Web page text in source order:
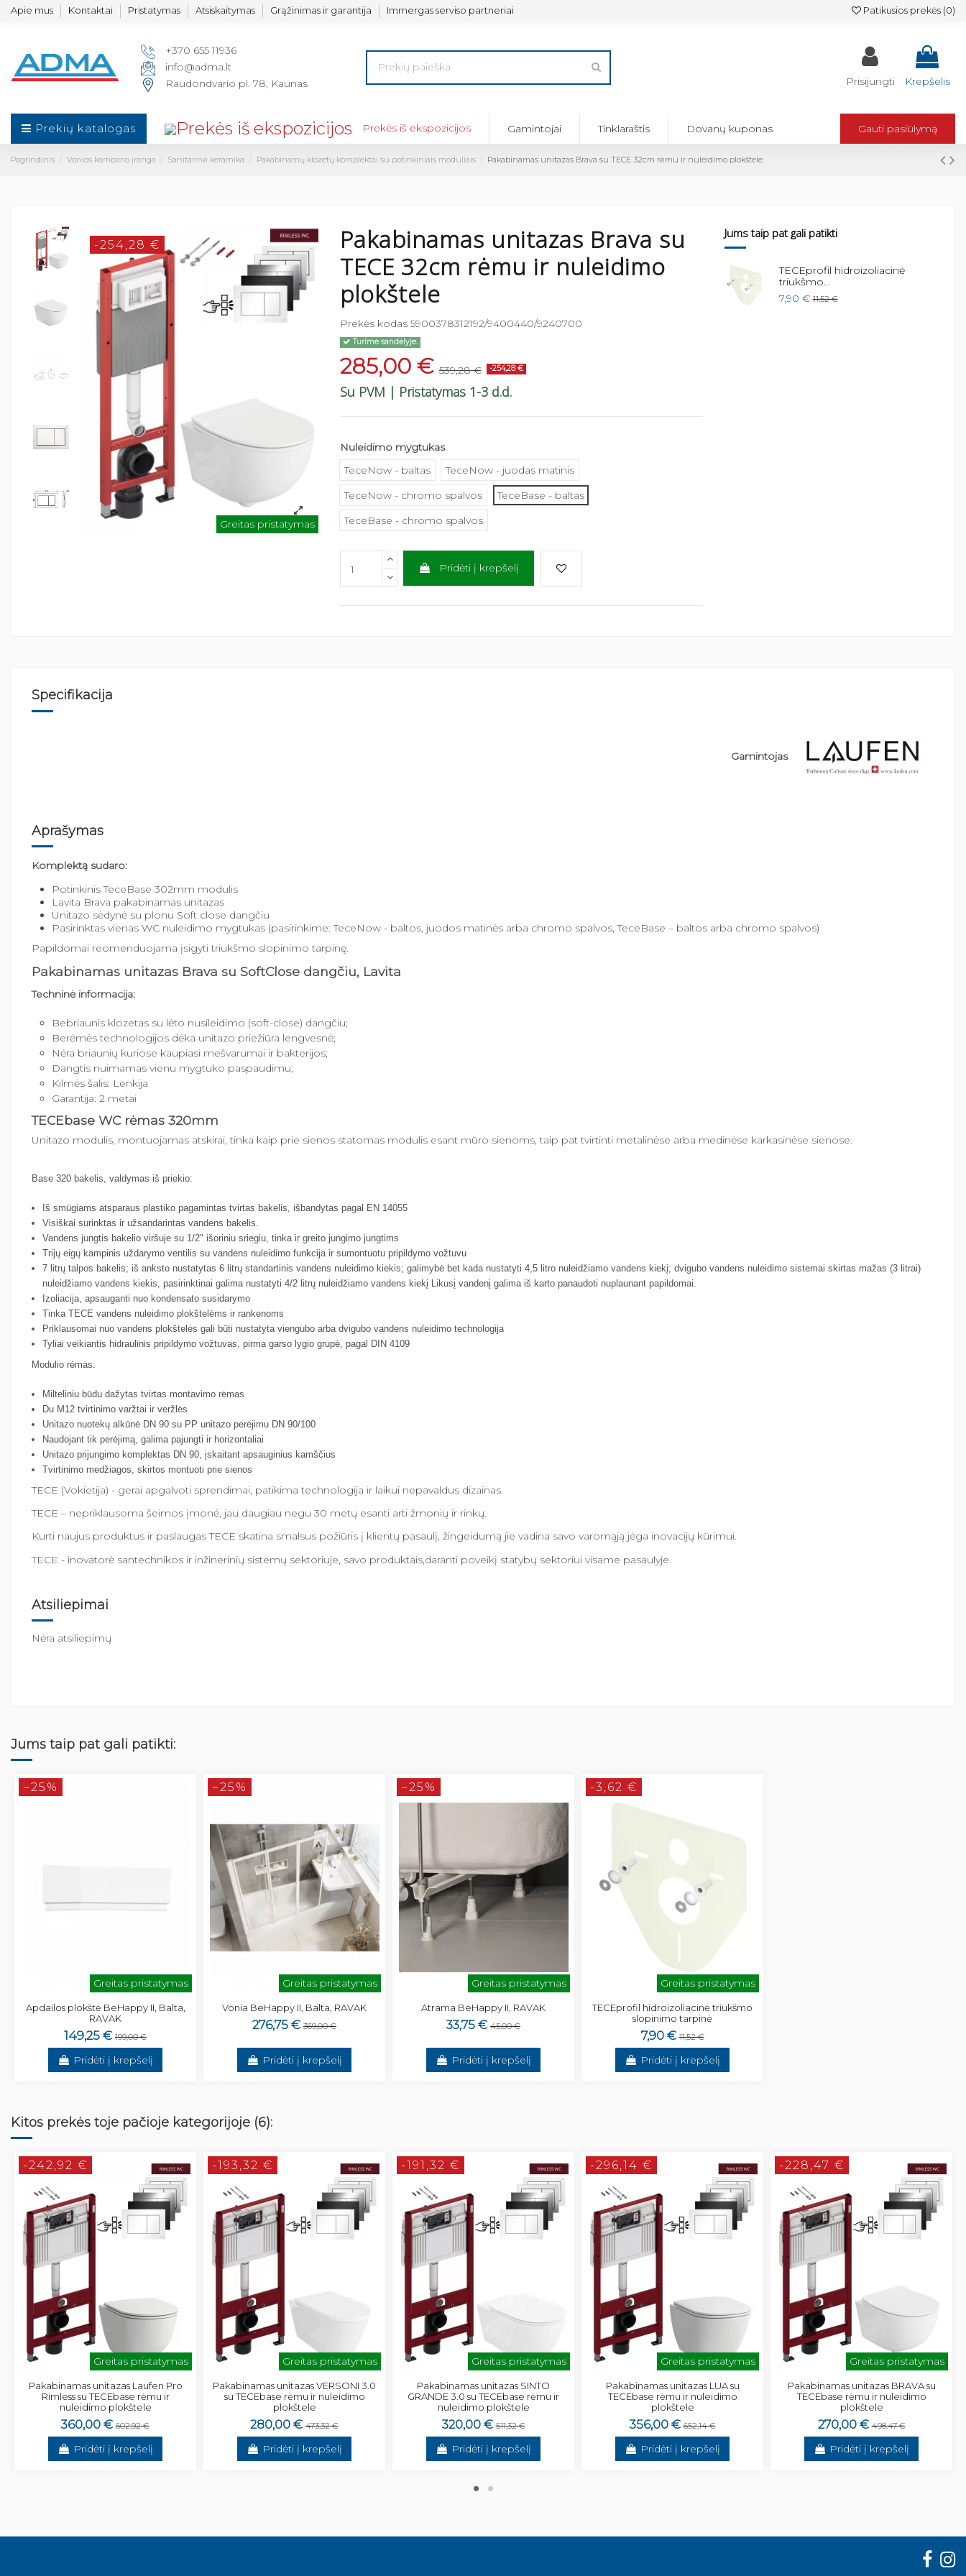
Apie mus Kontaktai Pristatymas Atsiskaitymas Grąžinimas ir garantija Immergas serviso partneriai Patikusios prekės (0)
+370 655 11936
info@adma.lt
Raudondvario pl. 78, Kaunas
Prisijungti Krepšelis
Prekių katalogas Prekės iš ekspozicijos Gamintojai Tinklaraštis Dovanų kuponas Gauti pasiūlymą
Pagrindinis Vonios kambario įranga Sanitarinė keramika Pakabinamų klozetų komplektai su potinkiniais moduliais Pakabinamas unitazas Brava su TECE 32cm rėmu ir nuleidimo plokštele
Greitas pristatymas
-254,28 €
Pakabinamas unitazas Brava su
TECE 32cm rėmu ir nuleidimo
plokštele
Prekės kodas 5900378312192/9400440/9240700
Turime sandėlyje.
285,00 € 539,28 € -254,28 €
Su PVM | Pristatymas 1-3 d.d.
Nuleidimo mygtukas
TeceNow - baltas
TeceNow - juodas matinis
TeceNow - chromo spalvos
TeceBase - baltas
TeceBase - chromo spalvos
Pridėti į krepšelį
Jums taip pat gali patikti
TECEprofil hidroizoliacinė
triukšmo...
7,90 € 11,52 €
Specifikacija
Gamintojas
Aprašymas
Komplektą sudaro:
Potinkinis TeceBase 302mm modulis
Lavita Brava pakabinamas unitazas
Unitazo sėdynė su plonu Soft close dangčiu
Pasirinktas vienas WC nuleidimo mygtukas (pasirinkime: TeceNow - baltos, juodos matinės arba chromo spalvos, TeceBase – baltos arba chromo spalvos)
Papildomai reomenduojama įsigyti triukšmo slopinimo tarpinę.
Pakabinamas unitazas Brava su SoftClose dangčiu, Lavita
Techninė informacija:
Bebriaunis klozetas su lėto nusileidimo (soft-close) dangčiu;
Berėmės technologijos dėka unitazo priežiūra lengvesnė;
Nėra briaunių kuriose kaupiasi mešvarumai ir bakterijos;
Dangtis nuimamas vienu mygtuko paspaudimu;
Kilmės šalis: Lenkija
Garantija: 2 metai
TECEbase WC rėmas 320mm
Unitazo modulis, montuojamas atskirai, tinka kaip prie sienos statomas modulis esant mūro sienoms, taip pat tvirtinti metalinėse arba medinėse karkasinėse sienose.
Base 320 bakelis, valdymas iš priekio:
Iš smūgiams atsparaus plastiko pagamintas tvirtas bakelis, išbandytas pagal EN 14055
Visiškai surinktas ir užsandarintas vandens bakelis.
Vandens jungtis bakelio viršuje su 1/2" išoriniu sriegiu, tinka ir greito jungimo jungtims
Trijų eigų kampinis uždarymo ventilis su vandens nuleidimo funkcija ir sumontuotu pripildymo vožtuvu
7 litrų talpos bakelis; iš anksto nustatytas 6 litrų standartinis vandens nuleidimo kiekis; galimybė bet kada nustatyti 4,5 litro nuleidžiamo vandens kiekį; dvigubo vandens nuleidimo sistemai skirtas mažas (3 litrai)
nuleidžiamo vandens kiekis, pasirinktinai galima nustatyti 4/2 litrų nuleidžiamo vandens kiekį Likusį vandenį galima iš karto panaudoti nuplaunant papildomai.
Izoliacija, apsauganti nuo kondensato susidarymo
Tinka TECE vandens nuleidimo plokštelėms ir rankenoms
Priklausomai nuo vandens plokštelės gali būti nustatyta viengubo arba dvigubo vandens nuleidimo technologija
Tyliai veikiantis hidraulinis pripildymo vožtuvas, pirma garso lygio grupė, pagal DIN 4109
Modulio rėmas:
Milteliniu būdu dažytas tvirtas montavimo rėmas
Du M12 tvirtinimo varžtai ir veržlės
Unitazo nuotekų alkūnė DN 90 su PP unitazo perėjimu DN 90/100
Naudojant tik perėjimą, galima pajungti ir horizontaliai
Unitazo prijungimo komplektas DN 90, įskaitant apsauginius kamščius
Tvirtinimo medžiagos, skirtos montuoti prie sienos
TECE (Vokietija) - gerai apgalvoti sprendimai, patikima technologija ir laikui nepavaldus dizainas.
TECE – nepriklausoma šeimos įmonė, jau daugiau negu 30 metų esanti arti žmonių ir rinkų.
Kurti naujus produktus ir paslaugas TECE skatina smalsus požiūris į klientų pasaulį, žingeidumą jie vadina savo varomąją jėga inovacijų kūrimui.
TECE - inovatorė santechnikos ir inžinerinių sistemų sektoriuje, savo produktais,daranti poveikį statybų sektoriui visame pasaulyje.
Atsiliepimai
Nėra atsiliepimų
Jums taip pat gali patikti:
−25%
Greitas pristatymas
Apdailos plokštė BeHappy II, Balta,
RAVAK
149,25 € 199,00 €
Pridėti į krepšelį
−25%
Greitas pristatymas
Vonia BeHappy II, Balta, RAVAK
276,75 € 369,00 €
Pridėti į krepšelį
−25%
Greitas pristatymas
Atrama BeHappy II, RAVAK
33,75 € 45,00 €
Pridėti į krepšelį
-3,62 €
Greitas pristatymas
TECEprofil hidroizoliacinė triukšmo
slopinimo tarpinė
7,90 € 11,52 €
Pridėti į krepšelį
Kitos prekės toje pačioje kategorijoje (6):
-242,92 €
Greitas pristatymas
Pakabinamas unitazas Laufen Pro
Rimless su TECEbase rėmu ir
nuleidimo plokštele
360,00 € 602,92 €
Pridėti į krepšelį
-193,32 €
Greitas pristatymas
Pakabinamas unitazas VERSONI 3.0
su TECEbase rėmu ir nuleidimo
plokštele
280,00 € 473,32 €
Pridėti į krepšelį
-191,32 €
Greitas pristatymas
Pakabinamas unitazas SINTO
GRANDE 3.0 su TECEbase rėmu ir
nuleidimo plokštele
320,00 € 511,32 €
Pridėti į krepšelį
-296,14 €
Greitas pristatymas
Pakabinamas unitazas LUA su
TECEbase rėmu ir nuleidimo
plokštele
356,00 € 652,14 €
Pridėti į krepšelį
-228,47 €
Greitas pristatymas
Pakabinamas unitazas BRAVA su
TECEbase rėmu ir nuleidimo
plokštele
270,00 € 498,47 €
Pridėti į krepšelį